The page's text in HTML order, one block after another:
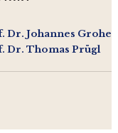
Dr. Johannes Grohe
Dr. Thomas Prügl